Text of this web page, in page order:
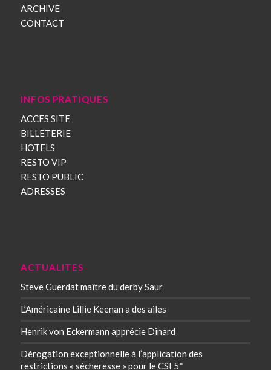
ARCHIVE
CONTACT
INFOS PRATIQUES
ACCES SITE
BILLETERIE
HOTELS
RESTO VIP
RESTO PUBLIC
ADRESSES
ACTUALITES
Steve Guerdat maître du derby Saur
L’Américaine Lillie Keenan a des ailes
Henrik von Eckermann apprécie Dinard
Dérogation exceptionnelle à l’application des
restrictions « sécheresse » pour le CSI 5*